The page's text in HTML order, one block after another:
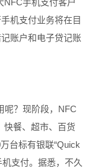
NFC手机支付客户
机支付业务将在目
账户和电子贷记账
呢？现阶段，NFC
快餐、超市、百货
台标有银联“Quick
支付。据悉，不久